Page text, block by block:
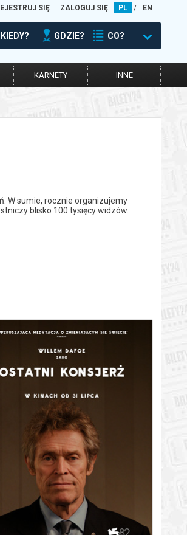
SIĘ ZALOGUJ SIĘ PL / EN
KIEDY? GDZIE? CO?
KARNETY INNE
W sumie, rocznie organizujemy
blisko 100 tysięcy widzów.
OSTATNI KONSJERŻ
07.08.2026